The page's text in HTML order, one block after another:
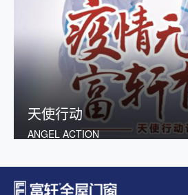
天使行动
ANGEL ACTION